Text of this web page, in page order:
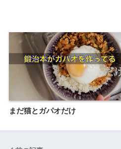
まだ猫とガパオだけ